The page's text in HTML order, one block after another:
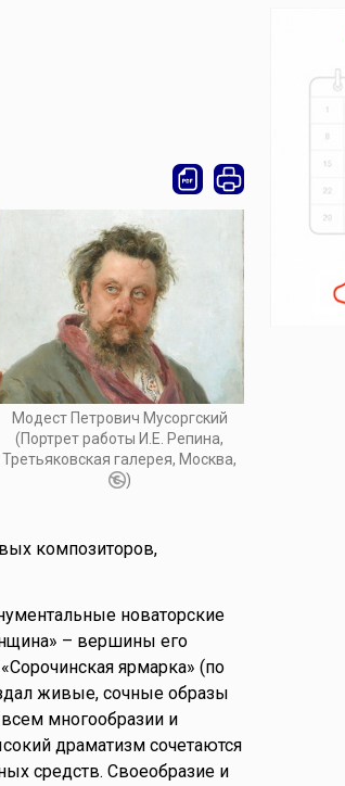
Модест Петрович Мусоргский
(Портрет работы И.Е. Репина,
Третьяковская галерея, Москва,
)
композиторов,
новаторские
– вершины его
ярмарка» (по
живые, сочные образы
многообразии и
драматизм сочетаются
средств. Своеобразие и